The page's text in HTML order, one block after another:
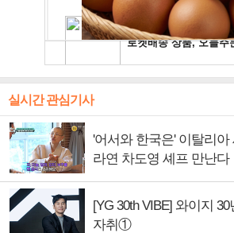
실시간 관심기사
'어서와 한국은' 이탈리
라연 차도영 셰프 만난다
[YG 30th VIBE] 와이지
자취①